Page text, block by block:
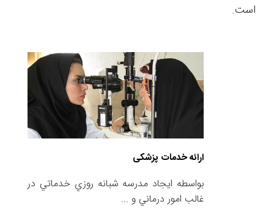
است.
ارائه خدمات پزشكی
بواسطه ايجاد مدرسه شبانه روزي خدماتي در
غالب امور درماني و ...